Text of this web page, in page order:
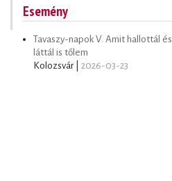
Esemény
Tavaszy-napok V. Amit hallottál és
láttál is tőlem
Kolozsvár | 2026-03-23